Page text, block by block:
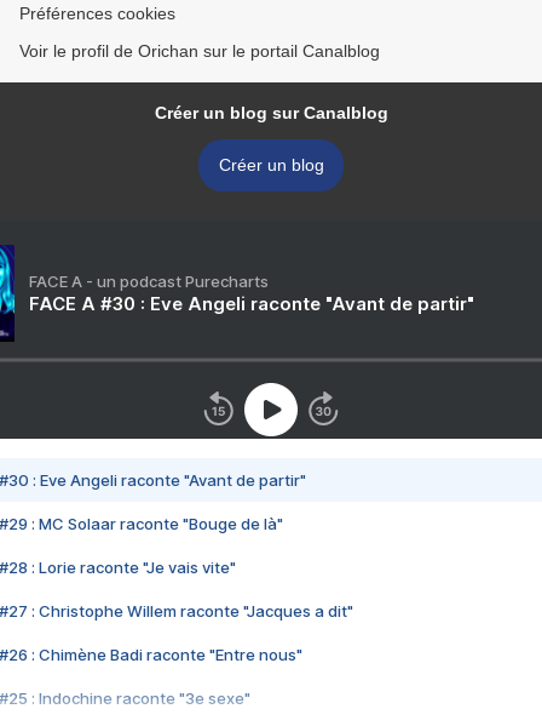
Préférences cookies
Voir le profil de Orichan sur le portail Canalblog
Créer un blog sur Canalblog
Créer un blog
FACE A - un podcast Purecharts
FACE A #30 : Eve Angeli raconte "Avant de partir"
#30 : Eve Angeli raconte "Avant de partir"
#29 : MC Solaar raconte "Bouge de là"
#28 : Lorie raconte "Je vais vite"
#27 : Christophe Willem raconte "Jacques a dit"
#26 : Chimène Badi raconte "Entre nous"
#25 : Indochine raconte "3e sexe"